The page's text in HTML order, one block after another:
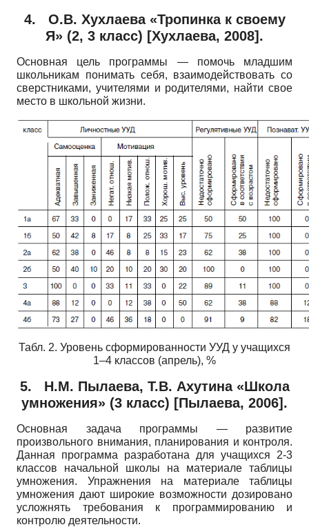
4. О.В. Хухлаева «Тропинка к своему
Я» (2, 3 класс) [Хухлаева, 2008] .
Основная цель программы — помочь младшим
школьникам понимать себя, взаимодействовать со
сверстниками, учителями и родителями, найти свое
место в школьной жизни.
Табл. 2. Уровень сформированности УУД у учащихся
1–4 классов (апрель), %
5. Н.М. Пылаева, Т.В. Ахутина «Школа
умножения» (3 класс) [Пылаева, 2006] .
Основная задача программы — развитие
произвольного внимания, планирования и контроля.
Данная программа разработана для учащихся 2-3
классов начальной школы на материале таблицы
умножения. Упражнения на материале таблицы
умножения дают широкие возможности дозировано
усложнять требования к программированию и
контролю деятельности.